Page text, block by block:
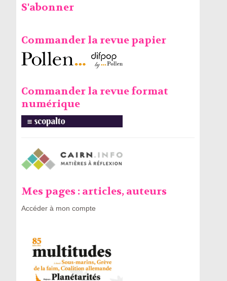
S'abonner
Commander la revue papier
Commander la revue format
numérique
Mes pages : articles, auteurs
Accéder à mon compte